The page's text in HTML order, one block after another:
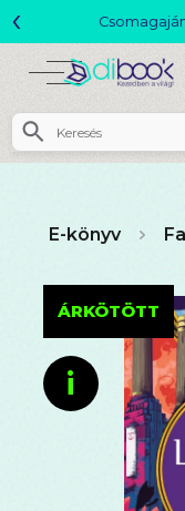
‹
E-könyv
ÁRKÖTÖTT
i